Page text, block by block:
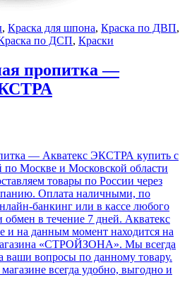
, Краска для шпона, Краска по ДВП,
по ДСП, Краски
пропитка —
— Акватекс ЭКСТРА купить с
по Москве и Московской области
товары по России через
Оплата наличными, по
банкинг или в кассе любого
обмен в течение 7 дней. Акватекс
на данным момент находится на
«СТРОЙЗОНА». Мы всегда
ваши вопросы по данному товару.
всегда удобно, выгодно и